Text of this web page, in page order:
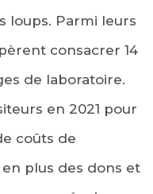
loups. Parmi leurs
consacrer 14
de laboratoire.
en 2021 pour
coûts de
plus des dons et